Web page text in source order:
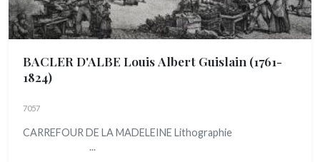
BACLER D'ALBE Louis Albert Guislain (1761-
1824)
7057
CARREFOUR DE LA MADELEINE Lithographie
...